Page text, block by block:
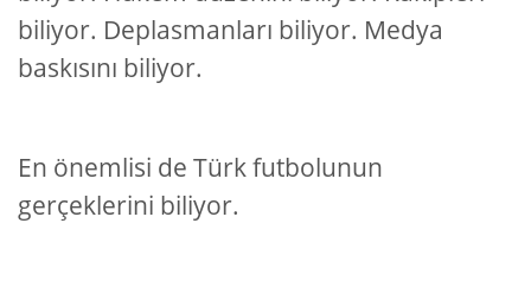
biliyor. Deplasmanları biliyor. Medya
baskısını biliyor.
En önemlisi de Türk futbolunun
gerçeklerini biliyor.